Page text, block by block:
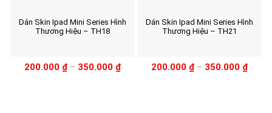
Dán Skin Ipad Mini Series Hình
Thương Hiệu – TH18
200.000 ₫– 350.000 ₫
Dán Skin Ipad Mini Series Hình
Thương Hiệu – TH21
200.000 ₫– 350.000 ₫